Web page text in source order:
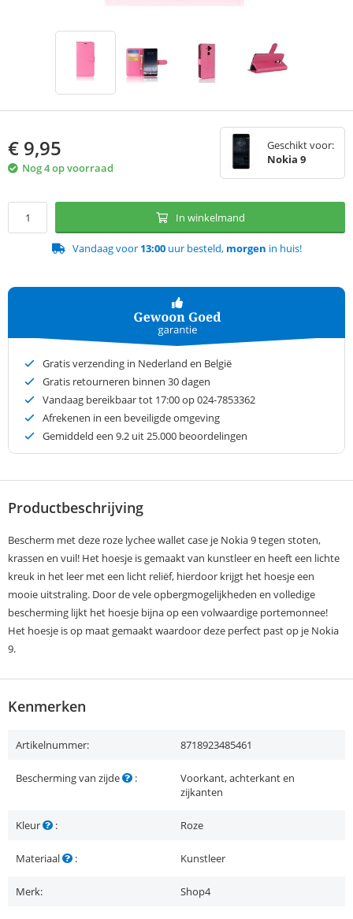
€ 9,95
Nog 4 op voorraad
Geschikt voor:
Nokia 9
In winkelmand
Vandaag voor 13:00uur besteld, morgen in huis!
Gratis verzending in Nederland en België
Gratis retourneren binnen 30 dagen
Vandaag bereikbaar tot 17:00 op 024-7853362
Afrekenen in een beveiligde omgeving
Gemiddeld een 9.2 uit 25.000 beoordelingen
Productbeschrijving
Bescherm met deze roze lychee wallet case je Nokia 9 tegen stoten,
krassen en vuil! Het hoesje is gemaakt van kunstleer en heeft een lichte
kreuk in het leer met een licht reliëf, hierdoor krijgt het hoesje een
mooie uitstraling. Door de vele opbergmogelijkheden en volledige
bescherming lijkt het hoesje bijna op een volwaardige portemonnee!
Het hoesje is op maat gemaakt waardoor deze perfect past op je Nokia
9.
Kenmerken
Artikelnummer: 8718923485461
Bescherming van zijde :
Voorkant, achterkant en
zijkanten
Kleur : Roze
Materiaal : Kunstleer
Merk: Shop4